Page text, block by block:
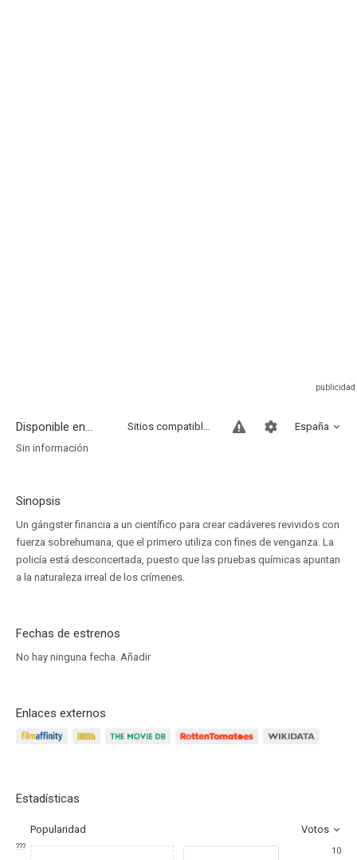
Disponible en... España
Sitios compatibles
Sin información
Sinopsis
Un gángster financia a un científico para crear cadáveres revividos con
fuerza sobrehumana, que el primero utiliza con fines de venganza. La
policía está desconcertada, puesto que las pruebas químicas apuntan
a la naturaleza irreal de los crímenes.
Fechas de estrenos
No hay ninguna fecha. Añadir
Enlaces externos
Estadísticas
Popularidad Votos
???
10